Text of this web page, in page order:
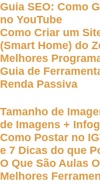
Guia SEO: Como
no YouTube
Como Criar um
(Smart Home) do
Melhores
Guia de
Renda Passiva
Tamanho de
de Imagens +
Como Postar no
e 7 Dicas do que
O Que São Aulas
Melhores